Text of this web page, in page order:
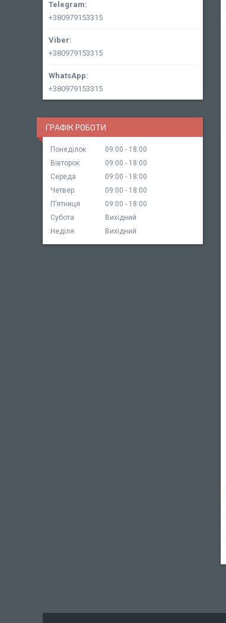
+380979153315
+380979153315
+380979153315
ГРАФІК РОБОТИ
Понеділок 09:00
18:00
Вівторок
09:00
18:00
Середа
09:00
18:00
Четвер
09:00
18:00
Пʼятниця
09:00
18:00
Субота
Вихідний
Неділя
Вихідний